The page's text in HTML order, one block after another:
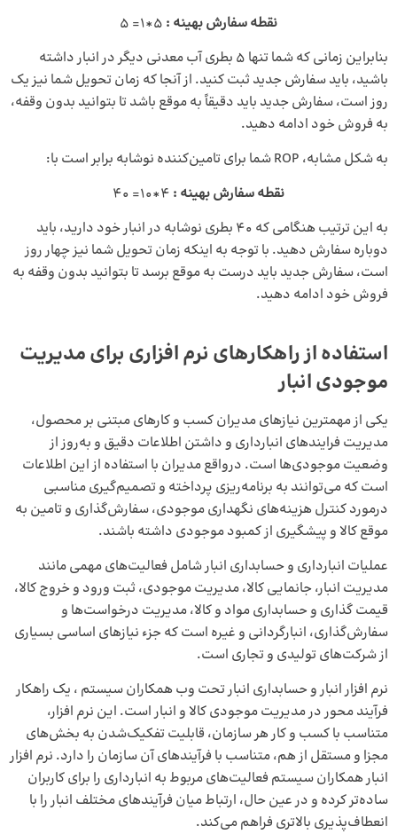
نقطه سفارشبهینه :
بنابراین زمانی که شما تنها 5 بطری آب معدنی دیگر در انبار داشته
باشید، باید سفارش جدید ثبت کنید. از آنجا که زمان تحویل شما نیز یک
روز است، سفارش جدید باید دقیقاً به موقع باشد تا بتوانید بدون وقفه،
به فروش خود ادامه دهید.
به شکل مشابه، ROP شما برای تامین‌کننده نوشابه برابر است با:
نقطه سفارشبهینه :
به این ترتیب هنگامی که 40 بطری نوشابه در انبار خود دارید، باید
دوباره سفارش دهید. با توجه به اینکه زمان تحویل شما نیز چهار روز
است، سفارش جدید باید درست به موقع برسد تا بتوانید بدون وقفه به
فروش خود ادامه دهید.
استفاده از راهکارهای نرم افزاری برای مدیریت
موجودی انبار
یکی از مهمترین نیازهای مدیران کسب و کارهای مبتنی بر محصول،
مدیریت فرایندهای انبارداری و داشتن اطلاعات دقیق و به‌روز از
وضعیت موجودی‌ها است. درواقع مدیران با استفاده از این اطلاعات
است که می‌توانند به برنامه‌ریزی پرداخته و تصمیم‌گیری مناسبی
درمورد کنترل هزینه‌های نگهداری موجودی، سفارش‌گذاری و تامین به
موقع کالا و پیشگیری از کمبود موجودی داشته باشند.
عملیات انبارداری و حسابداری انبار شامل فعالیت‌های مهمی مانند
مدیریت انبار، جانمایی کالا، مدیریت موجودی، ثبت ورود و خروج کالا،
قیمت گذاری و حسابداری مواد و کالا، مدیریت درخواست‌ها و
سفارش‌گذاری، انبارگردانی و غیره است که جزء نیازهای اساسی بسیاری
از شرکت‌های تولیدی و تجاری است.
نرم افزار انبار و حسابداری انبار تحت وب همکاران سیستم ، یک راهکار
فرآیند محور در مدیریت موجودی کالا و انبار است. این نرم افزار،
متناسب با کسب و کار هر سازمان، قابلیت تفکیک‌شدن به بخش‌های
مجزا و مستقل از هم، متناسب با فرآیندهای آن سازمان را دارد. نرم افزار
انبار همکاران سیستم فعالیت‌های مربوط به انبارداری را برای کاربران
ساده‌تر کرده و در عین حال، ارتباط میان فرآیندهای مختلف انبار را با
انعطاف‌پذیری بالاتری فراهم می‌کند.